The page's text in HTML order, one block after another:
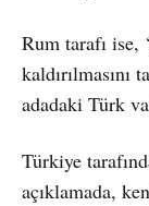
Rum tarafı ise,
kaldırılmasını
adadaki Türk
Türkiye
açıklamada,